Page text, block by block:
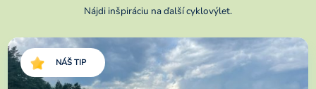
Nájdi inšpiráciu na ďalší cyklovýlet.
NÁŠ TIP